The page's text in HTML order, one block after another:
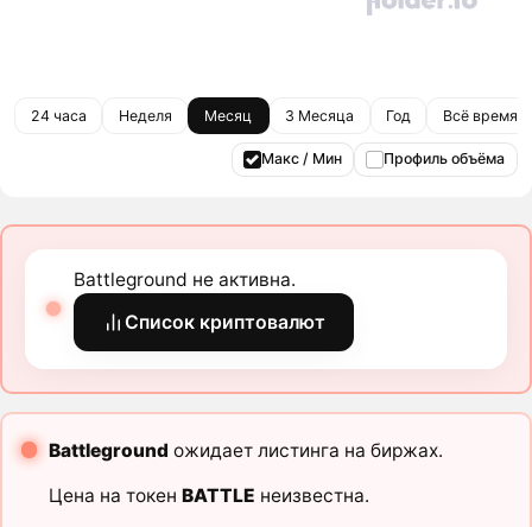
24 часа Неделя Месяц 3 Месяца Год Всё время
Макс / Мин Профиль объёма
Battleground не активна.
Список криптовалют
Battleground ожидает листинга на биржах.
Цена на токен BATTLE неизвестна.